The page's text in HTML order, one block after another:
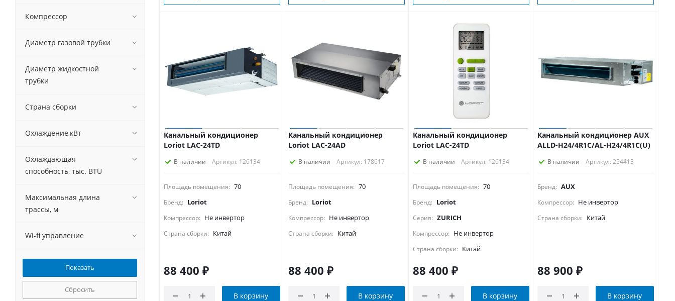
Канальный кондиционер
Loriot LAC-24TD
В наличии Артикул: 126134
Площадь помещения: 70
Бренд: Loriot
Компрессор: Не инвертор
Страна сборки: Китай
88 400 ₽
В корзину
Канальный кондиционер
Loriot LAC-24AD
В наличии Артикул: 178617
Площадь помещения: 70
Бренд: Loriot
Компрессор: Не инвертор
Страна сборки: Китай
88 400 ₽
В корзину
Канальный кондиционер
Loriot LAC-24TD
В наличии Артикул: 126134
Площадь помещения: 70
Бренд: Loriot
Серия: ZURICH
Компрессор: Не инвертор
Страна сборки: Китай
88 400 ₽
В корзину
Канальный кондиционер AUX
ALLD-H24/4R1C/AL-H24/4R1С(U)
В наличии Артикул: 254413
Бренд: AUX
Компрессор: Не инвертор
Страна сборки: Китай
88 900 ₽
В корзину
Компрессор
Диаметр газовой трубки
Диаметр жидкостной
трубки
Страна сборки
Охлаждение,кВт
Охлаждающая
способность, тыс. BTU
Максимальная длина
трассы, м
Wi-fi управление
Сбросить